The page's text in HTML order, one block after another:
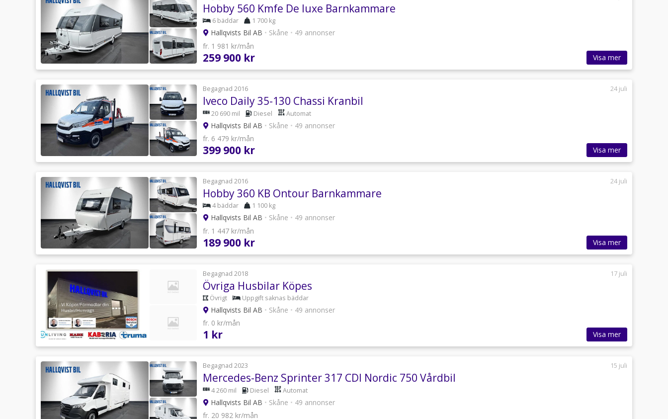
Hobby 560 Kmfe De luxe Barnkammare
6 bäddar 1 700 kg
Hallqvists Bil AB • Skåne • 49 annonser
fr. 1 981 kr/mån
259 900 kr Visa mer
Begagnad 2016 24 juli
Iveco Daily 35-130 Chassi Kranbil
20 690 mil Diesel Automat
Hallqvists Bil AB • Skåne • 49 annonser
fr. 6 479 kr/mån
399 900 kr Visa mer
Begagnad 2016 24 juli
Hobby 360 KB Ontour Barnkammare
4 bäddar 1 100 kg
Hallqvists Bil AB • Skåne • 49 annonser
fr. 1 447 kr/mån
189 900 kr Visa mer
Begagnad 2018 17 juli
Övriga Husbilar Köpes
Övrigt Uppgift saknas bäddar
Hallqvists Bil AB • Skåne • 49 annonser
fr. 0 kr/mån
1 kr Visa mer
Begagnad 2023 15 juli
Mercedes-Benz Sprinter 317 CDI Nordic 750 Vårdbil
4 260 mil Diesel Automat
Hallqvists Bil AB • Skåne • 49 annonser
fr. 20 982 kr/mån